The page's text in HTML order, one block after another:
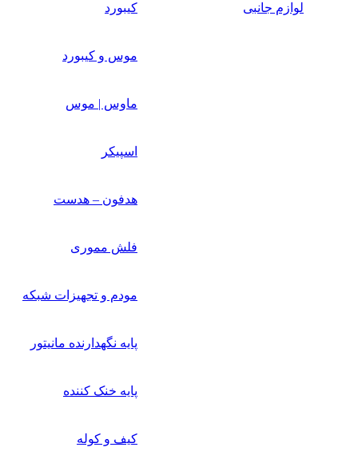
لوازم جانبی کیبورد
موس و کیبورد
ماوس | موس
اسپیکر
هدفون – هدست
فلش مموری
مودم و تجهیزات شبکه
پایه نگهدارنده مانیتور
پایه خنک کننده
کیف و کوله